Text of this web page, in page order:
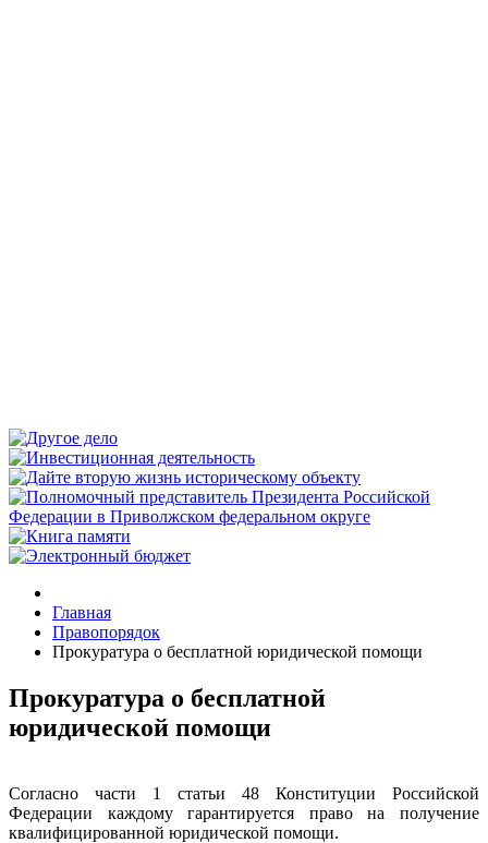
Главная
Правопорядок
Прокуратура о бесплатной юридической помощи
Прокуратура о бесплатной
юридической помощи
Согласно части 1 статьи 48 Конституции Российской
Федерации каждому гарантируется право на получение
квалифицированной юридической помощи.